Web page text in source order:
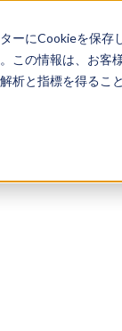
ーにCookieを保
この情報は、お
析と指標を得る